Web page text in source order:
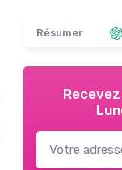
Résumer